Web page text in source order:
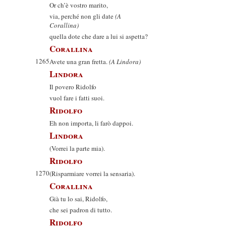
Or ch’è vostro marito,
via, perché non gli date(A
Corallina)
quella dote che dare a lui si aspetta?
Corallina
1265Avete una gran fretta.(A Lindora)
Lindora
Il povero Ridolfo
vuol fare i fatti suoi.
Ridolfo
Eh non importa, li farò dappoi.
Lindora
(Vorrei la parte mia).
Ridolfo
1270(Risparmiare vorrei la sensaria).
Corallina
Già tu lo sai, Ridolfo,
che sei padron di tutto.
Ridolfo